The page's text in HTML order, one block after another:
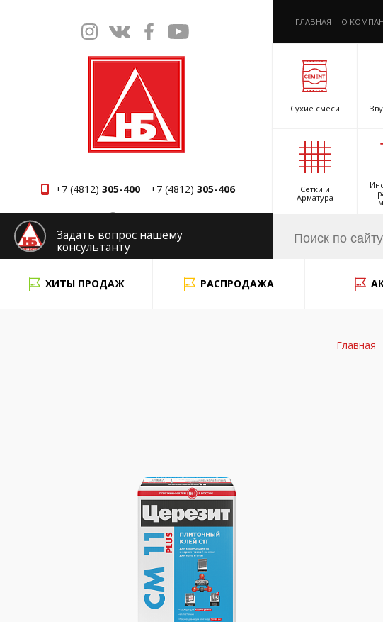
+7 (4812) 305-400 +7 (4812) 305-406
Смоленск
ГЛАВНАЯ О
Сухие смеси
Сетки и
Арматура
Задать вопрос нашему
консультанту
ХИТЫ ПРОДАЖ
РАСПРОДАЖА
Главная